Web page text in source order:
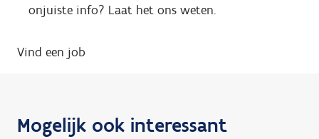
onjuiste info? Laat het ons weten.
Vind een job
Mogelijk ook interessant